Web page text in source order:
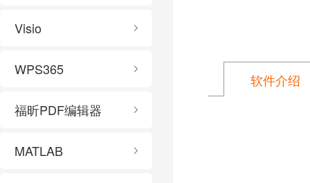
Visio
WPS365
福昕PDF编辑器
MATLAB
软件介绍